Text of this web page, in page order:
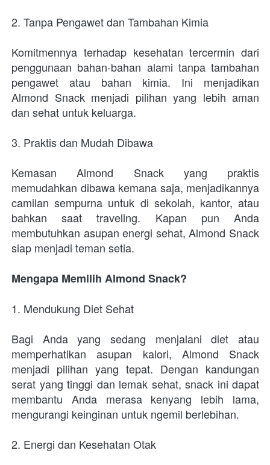
2. Tanpa Pengawet dan Tambahan Kimia
Komitmennya terhadap kesehatan tercermin dari
penggunaan bahan-bahan alami tanpa tambahan
pengawet atau bahan kimia. Ini menjadikan
Almond Snack menjadi pilihan yang lebih aman
dan sehat untuk keluarga.
3. Praktis dan Mudah Dibawa
Kemasan Almond Snack yang praktis
memudahkan dibawa kemana saja, menjadikannya
camilan sempurna untuk di sekolah, kantor, atau
bahkan saat traveling. Kapan pun Anda
membutuhkan asupan energi sehat, Almond Snack
siap menjadi teman setia.
Mengapa Memilih Almond Snack?
1. Mendukung Diet Sehat
Bagi Anda yang sedang menjalani diet atau
memperhatikan asupan kalori, Almond Snack
menjadi pilihan yang tepat. Dengan kandungan
serat yang tinggi dan lemak sehat, snack ini dapat
membantu Anda merasa kenyang lebih lama,
mengurangi keinginan untuk ngemil berlebihan.
2. Energi dan Kesehatan Otak